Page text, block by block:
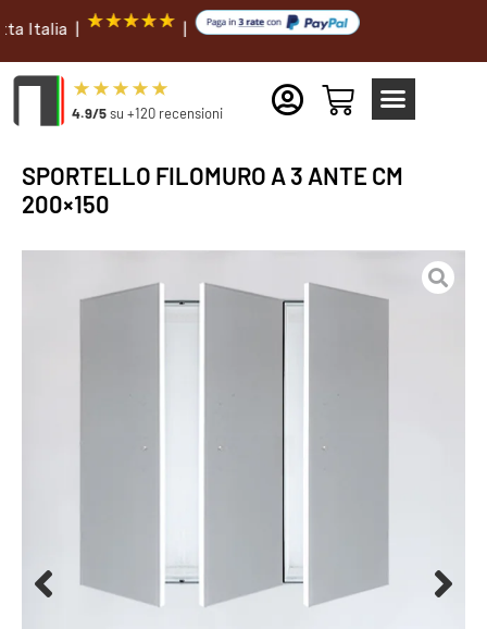
| |
4.9/5su +120 recensioni
SPORTELLO FILOMURO A 3 ANTE CM
200×150